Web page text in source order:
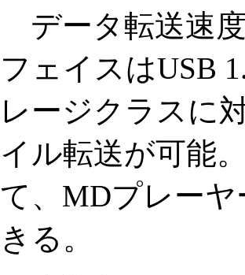
データ転送速
フェイスはUSB
レージクラスに
イル転送が可能
て、MDプレー
きる。